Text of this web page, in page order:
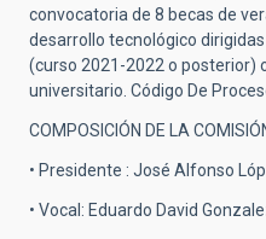
convocatoria de 8 becas de
desarrollo tecnológico
(curso 2021-2022 o posterior)
universitario. Código De
COMPOSICIÓN DE LA
• Presidente : José Alfonso
• Vocal: Eduardo David